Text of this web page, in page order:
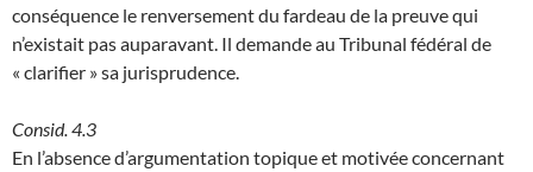
conséquence le renversement du fardeau de la preuve qui
n’existait pas auparavant. Il demande au Tribunal fédéral de
« clarifier » sa jurisprudence.
Consid. 4.3
En l’absence d’argumentation topique et motivée concernant